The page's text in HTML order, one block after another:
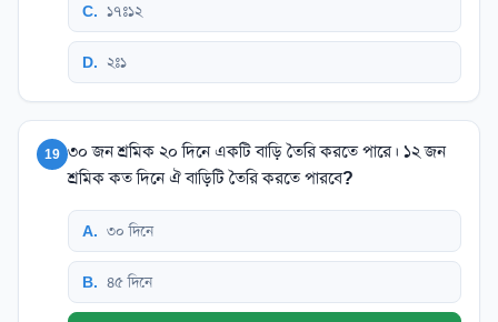
C. ১৭ঃ১২
D. ২ঃ১
19 ৩০ জন শ্রমিক ২০ দিনে একটি বাড়ি তৈরি করতে পারে। ১২ জন
শ্রমিক কত দিনে ঐ বাড়িটি তৈরি করতে পারবে?
A. ৩০ দিনে
B. ৪৫ দিনে